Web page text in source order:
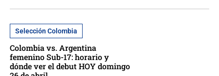
Selección Colombia
Colombia vs. Argentina
femenino Sub-17: horario y
dónde ver el debut HOY domingo